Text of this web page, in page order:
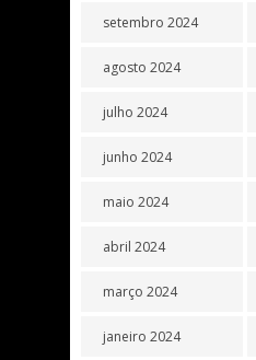
setembro 2024
agosto 2024
julho 2024
junho 2024
maio 2024
abril 2024
março 2024
janeiro 2024